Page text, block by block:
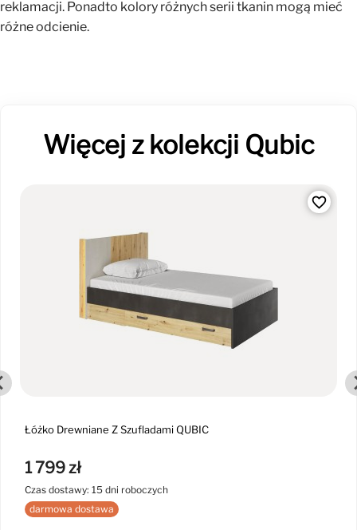
reklamacji. Ponadto kolory różnych serii tkanin mogą mieć
różne odcienie.
Więcej z kolekcji Qubic
favorite_border
Łóżko Drewniane Z Szufladami QUBIC
1 799 zł
Czas dostawy: 15 dni roboczych
darmowa dostawa